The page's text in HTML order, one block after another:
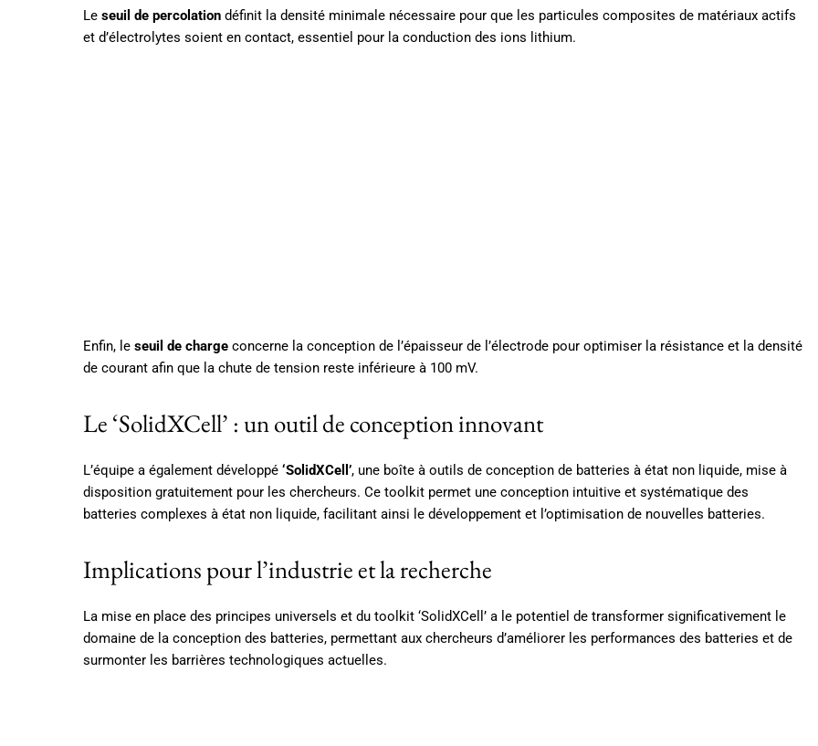
Le seuil de percolation définit la densité minimale nécessaire pour que les particules composites de matériaux actifs
et d’électrolytes soient en contact, essentiel pour la conduction des ions lithium.
Enfin, le seuil de charge concerne la conception de l’épaisseur de l’électrode pour optimiser la résistance et la densité
de courant afin que la chute de tension reste inférieure à 100 mV.
Le ‘SolidXCell’ : un outil de conception innovant
L’équipe a également développé ‘SolidXCell’, une boîte à outils de conception de batteries à état non liquide, mise à
disposition gratuitement pour les chercheurs. Ce toolkit permet une conception intuitive et systématique des
batteries complexes à état non liquide, facilitant ainsi le développement et l’optimisation de nouvelles batteries.
Implications pour l’industrie et la recherche
La mise en place des principes universels et du toolkit ‘SolidXCell’ a le potentiel de transformer significativement le
domaine de la conception des batteries, permettant aux chercheurs d’améliorer les performances des batteries et de
surmonter les barrières technologiques actuelles.